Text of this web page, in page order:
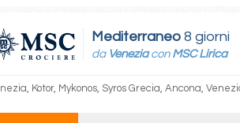
Mediterraneo 8 giorni
da Veneziacon MSC Lirica
Kotor, Mykonos, Syros Grecia, Ancona,